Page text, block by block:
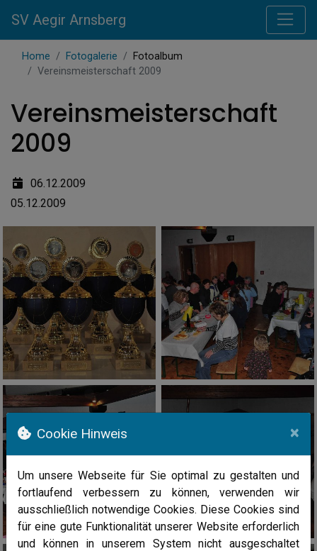
SV Aegir Arnsberg
Home Fotogalerie
Fotoalbum
Vereinsmeisterschaft 2009
Vereinsmeisterschaft
2009
06.12.2009
05.12.2009
Cookie Hinweis ×
Um unsere Webseite für Sie optimal zu gestalten und
fortlaufend verbessern zu können, verwenden wir
ausschließlich notwendige Cookies. Diese Cookies sind
für eine gute Funktionalität unserer Website erforderlich
und können in unserem System nicht ausgeschaltet